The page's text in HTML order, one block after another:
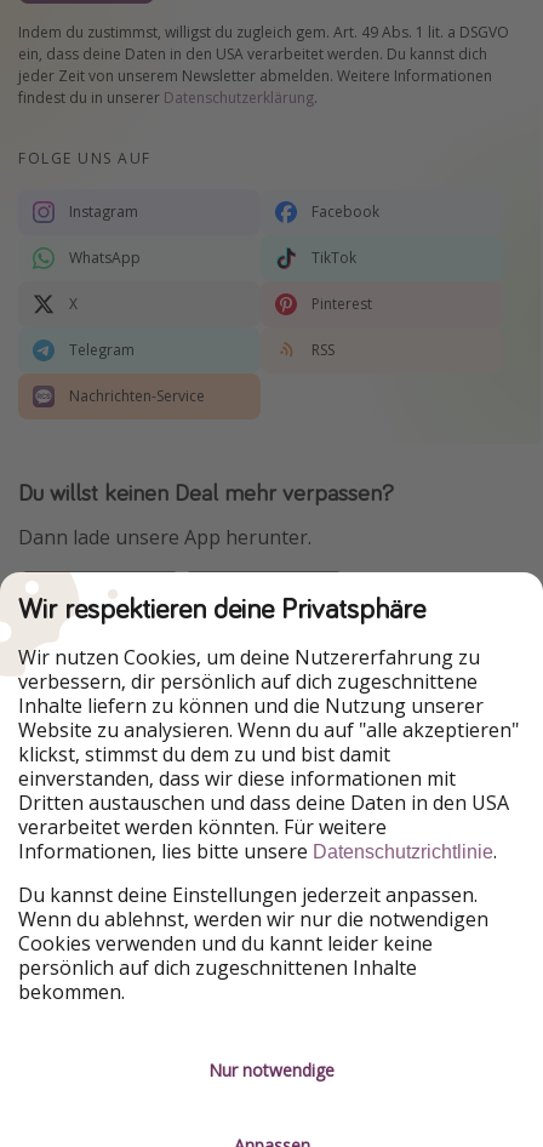
Indem du zustimmst, willigst du zugleich gem. Art. 49 Abs. 1 lit. a DSGVO
ein, dass deine Daten in den USA verarbeitet werden. Du kannst dich
jeder Zeit von unserem Newsletter abmelden. Weitere Informationen
findest du in unserer Datenschutzerklärung.
FOLGE UNS AUF
Instagram Facebook
WhatsApp TikTok
X Pinterest
Telegram RSS
Nachrichten-Service
Du willst keinen Deal mehr verpassen?
Dann lade unsere App herunter.
Urlaubspiraten ist Teil der HolidayPirates Group
Unsere Märkte
PiratinViaggio
HolidayPirates
VakantiePiraten
WakacyjniPiraci
VoyagesPirates
Ferienpiraten
Urlaubspiraten
ViajerosPiratas
TravelPirates
HolidayPirates Group
Lerne uns kennen
Über uns
Rechtliches
Wir respektieren deine Privatsphäre
Wir nutzen Cookies, um deine Nutzererfahrung zu
verbessern, dir persönlich auf dich zugeschnittene
Inhalte liefern zu können und die Nutzung unserer
Website zu analysieren. Wenn du auf "alle akzeptieren"
klickst, stimmst du dem zu und bist damit
einverstanden, dass wir diese informationen mit
Dritten austauschen und dass deine Daten in den USA
verarbeitet werden könnten. Für weitere
Informationen, lies bitte unsere Datenschutzrichtlinie.
Du kannst deine Einstellungen jederzeit anpassen.
Wenn du ablehnst, werden wir nur die notwendigen
Cookies verwenden und du kannt leider keine
persönlich auf dich zugeschnittenen Inhalte
bekommen.
Nur notwendige